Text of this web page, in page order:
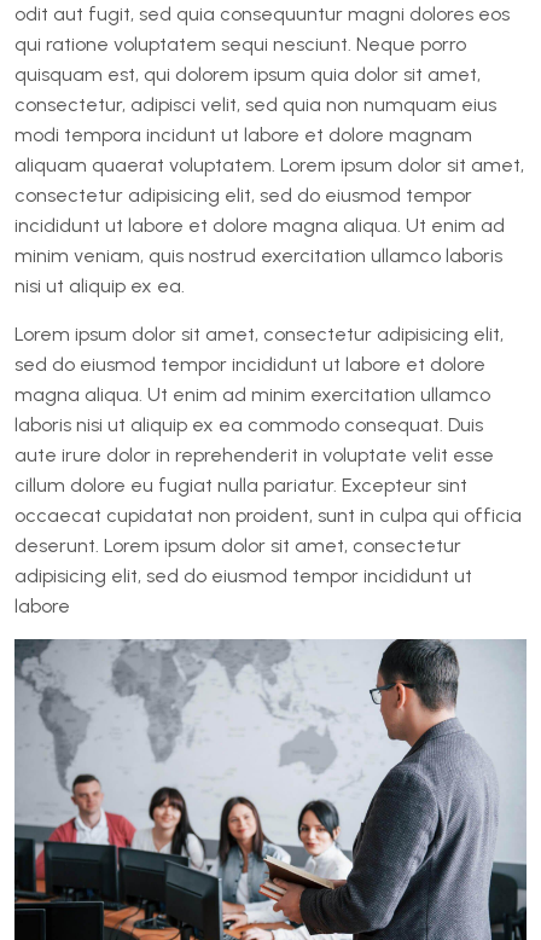
odit aut fugit, sed quia consequuntur magni dolores eos
qui ratione voluptatem sequi nesciunt. Neque porro
quisquam est, qui dolorem ipsum quia dolor sit amet,
consectetur, adipisci velit, sed quia non numquam eius
modi tempora incidunt ut labore et dolore magnam
aliquam quaerat voluptatem. Lorem ipsum dolor sit amet,
consectetur adipisicing elit, sed do eiusmod tempor
incididunt ut labore et dolore magna aliqua. Ut enim ad
minim veniam, quis nostrud exercitation ullamco laboris
nisi ut aliquip ex ea.
Lorem ipsum dolor sit amet, consectetur adipisicing elit,
sed do eiusmod tempor incididunt ut labore et dolore
magna aliqua. Ut enim ad minim exercitation ullamco
laboris nisi ut aliquip ex ea commodo consequat. Duis
aute irure dolor in reprehenderit in voluptate velit esse
cillum dolore eu fugiat nulla pariatur. Excepteur sint
occaecat cupidatat non proident, sunt in culpa qui officia
deserunt. Lorem ipsum dolor sit amet, consectetur
adipisicing elit, sed do eiusmod tempor incididunt ut
labore